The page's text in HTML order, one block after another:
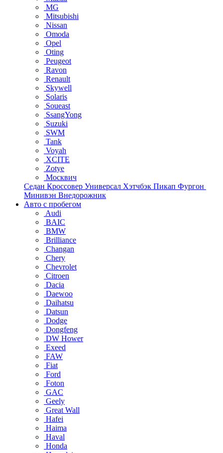
MG
Mitsubishi
Nissan
Omoda
Opel
Oting
Peugeot
Ravon
Renault
Skywell
Solaris
Soueast
SsangYong
Suzuki
SWM
Tank
Voyah
XCITE
Zotye
Москвич
Седан Кроссовер Универсал Хэтчбэк Пикап Фургон
Минивэн Внедорожник
Авто с пробегом
Audi
BAIC
BMW
Brilliance
Changan
Chery
Chevrolet
Citroen
Dacia
Daewoo
Daihatsu
Datsun
Dodge
Dongfeng
DW Hower
Exeed
FAW
Fiat
Ford
Foton
GAC
Geely
Great Wall
Hafei
Haima
Haval
Honda